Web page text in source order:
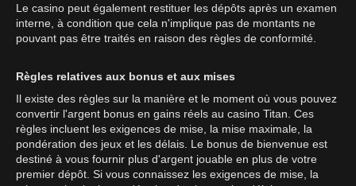
Le casino peut également restituer les dépôts après un examen
interne, à condition que cela n'implique pas de montants ne
pouvant pas être traités en raison des règles de conformité.
Règles relatives aux bonus et aux mises
Il existe des règles sur la manière et le moment où vous pouvez
convertir l'argent bonus en gains réels au casino Titan. Ces
règles incluent les exigences de mise, la mise maximale, la
pondération des jeux et les délais. Le bonus de bienvenue est
destiné à vous fournir plus d'argent jouable en plus de votre
premier dépôt. Si vous connaissez les exigences de mise, la